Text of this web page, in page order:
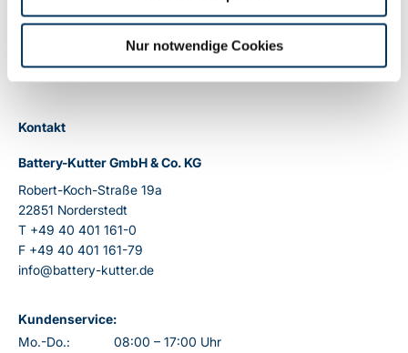
Nur notwendige Cookies
Kontakt
Battery-Kutter GmbH & Co. KG
Robert-Koch-Straße 19a
22851 Norderstedt
T +49 40 401 161-0
F +49 40 401 161-79
info@battery-kutter.de
Kundenservice:
Mo.-Do.:
08:00 – 17:00 Uhr